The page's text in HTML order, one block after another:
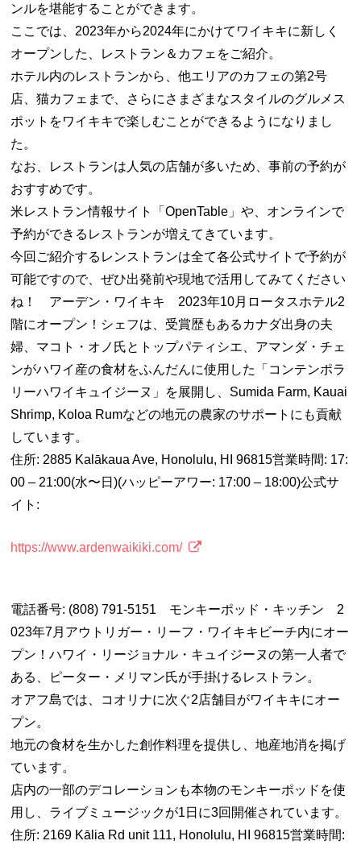
ンルを堪能することができます。
ここでは、2023年から2024年にかけてワイキキに新しく
オープンした、レストラン＆カフェをご紹介。
ホテル内のレストランから、他エリアのカフェの第2号
店、猫カフェまで、さらにさまざまなスタイルのグルメス
ポットをワイキキで楽しむことができるようになりまし
た。
なお、レストランは人気の店舗が多いため、事前の予約が
おすすめです。
米レストラン情報サイト「OpenTable」や、オンラインで
予約ができるレストランが増えてきています。
今回ご紹介するレンストランは全て各公式サイトで予約が
可能ですので、ぜひ出発前や現地で活用してみてください
ね！ アーデン・ワイキキ 2023年10月ロータスホテル2
階にオープン！シェフは、受賞歴もあるカナダ出身の夫
婦、マコト・オノ氏とトップパティシエ、アマンダ・チェ
ンがハワイ産の食材をふんだんに使用した「コンテンポラ
リーハワイキュイジーヌ」を展開し、Sumida Farm, Kauai
Shrimp, Koloa Rumなどの地元の農家のサポートにも貢献
しています。
住所: 2885 Kalākaua Ave, Honolulu, HI 96815営業時間: 17:
00 – 21:00(水〜日)(ハッピーアワー: 17:00 – 18:00)公式サ
イト:
https://www.ardenwaikiki.com/
電話番号: (808) 791-5151 モンキーポッド・キッチン 2
023年7月アウトリガー・リーフ・ワイキキビーチ内にオー
プン！ハワイ・リージョナル・キュイジーヌの第一人者で
ある、ピーター・メリマン氏が手掛けるレストラン。
オアフ島では、コオリナに次ぐ2店舗目がワイキキにオー
プン。
地元の食材を生かした創作料理を提供し、地産地消を掲げ
ています。
店内の一部のデコレーションも本物のモンキーポッドを使
用し、ライブミュージックが1日に3回開催されています。
住所: 2169 Kālia Rd unit 111, Honolulu, HI 96815営業時間: